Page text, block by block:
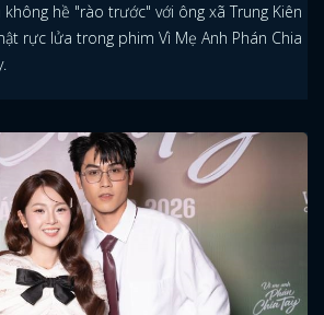
hề "rào trước" với ông xã Trung Kiên
rực lửa trong phim Vì Mẹ Anh Phán Chia